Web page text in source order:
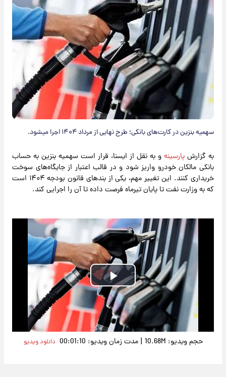
سهمیه بنزین در کارت‌های بانکی؛ طرح نهایی از مرداد ۱۴۰۴ اجرا میشود.
به گزارش پارسینه و به نقل از ایسنا، قرار است سهمیه بنزین به حساب
بانکی مالکان خودرو واریز شود و در قالب اعتبار از جایگاه‌های سوخت
خریداری کنند. این تغییر مهم، یکی از بندهای قانون بودجه ۱۴۰۴ است
که به وزارت نفت تا پایان تیرماه فرصت داده تا آن را اجرایی کند.
Play
Video
حجم ویدیو: 10.68M |مدت زمان ویدیو: 00:01:10 دانلود ویدیو